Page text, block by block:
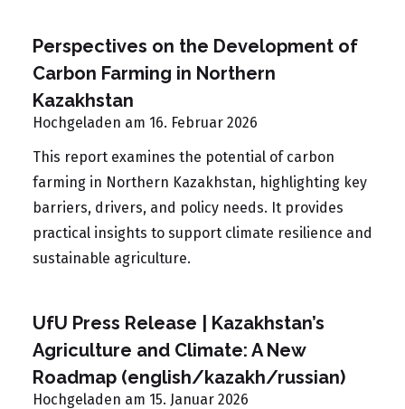
Perspectives on the Development of
Carbon Farming in Northern
Kazakhstan
Hochgeladen am 16. Februar 2026
This report examines the potential of carbon
farming in Northern Kazakhstan, highlighting key
barriers, drivers, and policy needs. It provides
practical insights to support climate resilience and
sustainable agriculture.
UfU Press Release | Kazakhstan’s
Agriculture and Climate: A New
Roadmap (english/kazakh/russian)
Hochgeladen am 15. Januar 2026